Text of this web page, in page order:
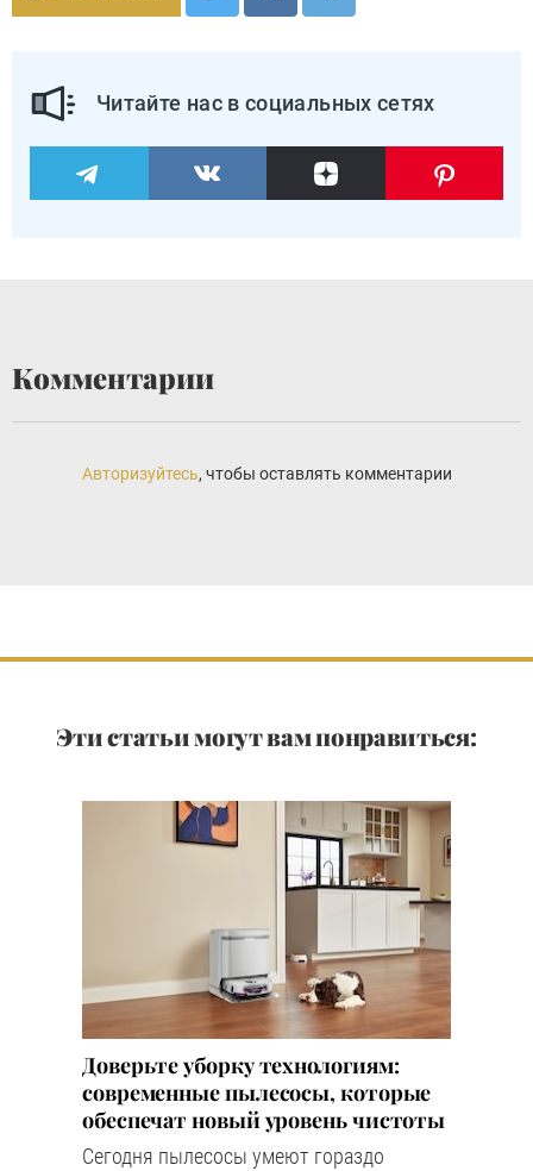
Читайте нас в социальных сетях
Комментарии
Авторизуйтесь, чтобы оставлять комментарии
Эти статьи могут вам понравиться:
Доверьте уборку технологиям:
современные пылесосы, которые
обеспечат новый уровень чистоты
Сегодня пылесосы умеют гораздо